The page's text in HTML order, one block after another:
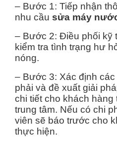
– Bước 1: Tiếp nhận
nhu cầu sửa máy
– Bước 2: Điều phối kỹ
kiểm tra tình trạng hư
nóng.
– Bước 3: Xác định
phải và đề xuất giải
chi tiết cho khách hàng
trung tâm. Nếu có chi
viên sẽ báo trước cho
thực hiện.